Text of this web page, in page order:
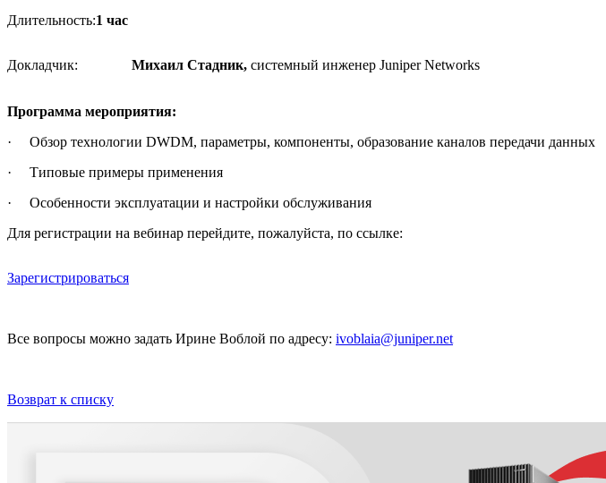
Длительность:1 час
Докладчик: Михаил Стадник, системный инженер Juniper Networks
Программа мероприятия:
· Обзор технологии DWDM, параметры, компоненты, образование каналов передачи данных
· Типовые примеры применения
· Особенности эксплуатации и настройки обслуживания
Для регистрации на вебинар перейдите, пожалуйста, по ссылке:
Зарегистрироваться
Все вопросы можно задать Ирине Воблой по адресу: ivoblaia@juniper.net
Возврат к списку